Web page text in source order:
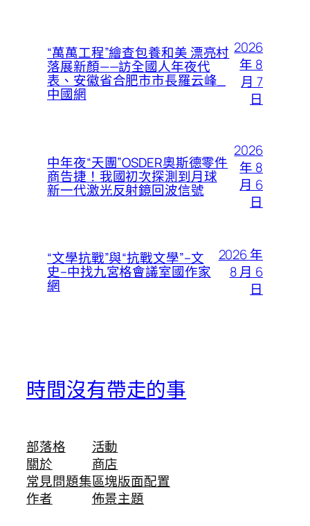
“萬萬工程”繪查包養和美 漂亮村
落展新顏——訪全國人年夜代
表、安徽省合肥市市長羅云峰_
中國網
2026
年 8
月 7
日
中年夜“天團”OSDER奧斯德零件
商告捷！我國初次探測到月球
新一代激光反射鏡回波信號
2026
年 8
月 6
日
“文學抗戰”與“抗戰文學”–文
史–中找九宮格會議室國作家
網
2026 年
8 月 6
日
時間沒有帶走的事
部落格
關於
常見問題集
作者
活動
商店
區塊版面配置
佈景主題